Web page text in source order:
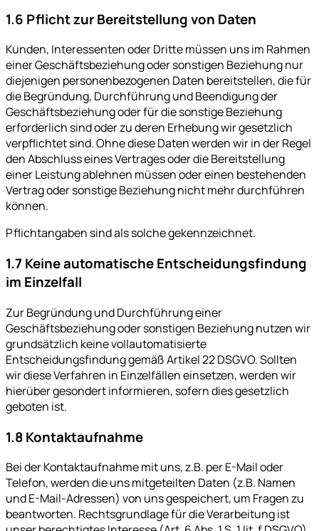
1.6 Pflicht zur Bereitstellung von Daten
Kunden, Interessenten oder Dritte müssen uns im Rahmen
einer Geschäftsbeziehung oder sonstigen Beziehung nur
diejenigen personenbezogenen Daten bereitstellen, die für
die Begründung, Durchführung und Beendigung der
Geschäftsbeziehung oder für die sonstige Beziehung
erforderlich sind oder zu deren Erhebung wir gesetzlich
verpflichtet sind. Ohne diese Daten werden wir in der Regel
den Abschluss eines Vertrages oder die Bereitstellung
einer Leistung ablehnen müssen oder einen bestehenden
Vertrag oder sonstige Beziehung nicht mehr durchführen
können.
Pflichtangaben sind als solche gekennzeichnet.
1.7 Keine automatische Entscheidungsfindung
im Einzelfall
Zur Begründung und Durchführung einer
Geschäftsbeziehung oder sonstigen Beziehung nutzen wir
grundsätzlich keine vollautomatisierte
Entscheidungsfindung gemäß Artikel 22 DSGVO. Sollten
wir diese Verfahren in Einzelfällen einsetzen, werden wir
hierüber gesondert informieren, sofern dies gesetzlich
geboten ist.
1.8 Kontaktaufnahme
Bei der Kontaktaufnahme mit uns, z.B. per E-Mail oder
Telefon, werden die uns mitgeteilten Daten (z.B. Namen
und E-Mail-Adressen) von uns gespeichert, um Fragen zu
beantworten. Rechtsgrundlage für die Verarbeitung ist